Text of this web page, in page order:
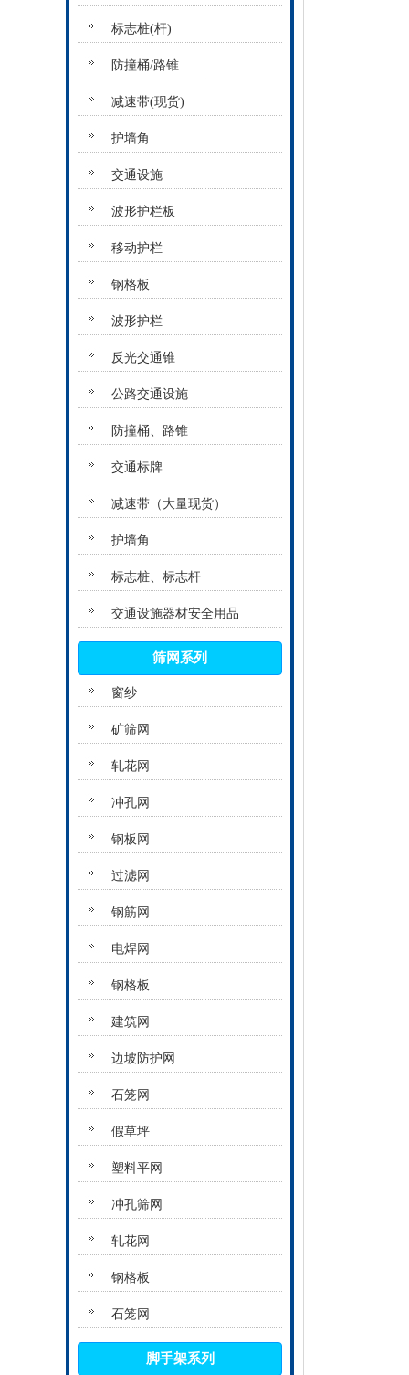
标志桩(杆)
防撞桶/路锥
减速带(现货)
护墙角
交通设施
波形护栏板
移动护栏
钢格板
波形护栏
反光交通锥
公路交通设施
防撞桶、路锥
交通标牌
减速带（大量现货）
护墙角
标志桩、标志杆
交通设施器材安全用品
筛网系列
窗纱
矿筛网
轧花网
冲孔网
钢板网
过滤网
钢筋网
电焊网
钢格板
建筑网
边坡防护网
石笼网
假草坪
塑料平网
冲孔筛网
轧花网
钢格板
石笼网
脚手架系列